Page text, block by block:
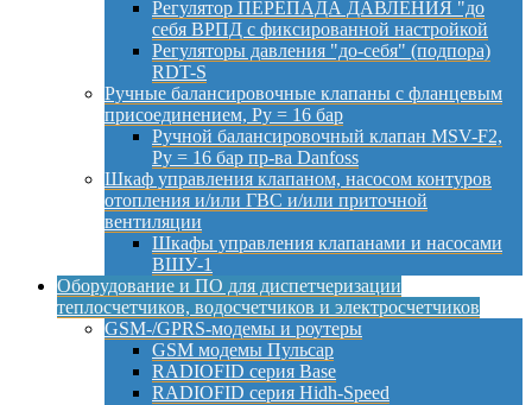
Регулятор ПЕРЕПАДА ДАВЛЕНИЯ "до
себя ВРПД с фиксированной настройкой
Регуляторы давления "до-себя" (подпора)
RDT-S
Ручные балансировочные клапаны с фланцевым
присоединением, Py = 16 бар
Ручной балансировочный клапан MSV-F2,
Py = 16 бар пр-ва Danfoss
Шкаф управления клапаном, насосом контуров
отопления и/или ГВС и/или приточной
вентиляции
Шкафы управления клапанами и насосами
ВШУ-1
Оборудование и ПО для диспетчеризации
теплосчетчиков, водосчетчиков и электросчетчиков
GSM-/GPRS-модемы и роутеры
GSM модемы Пульсар
RADIOFID серия Base
RADIOFID серия Hidh-Speed